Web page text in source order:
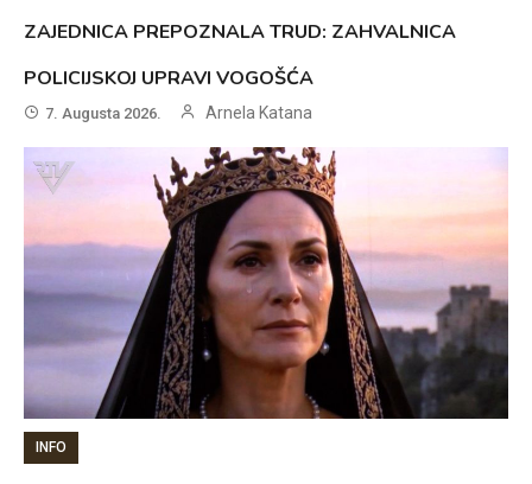
ZAJEDNICA PREPOZNALA TRUD: ZAHVALNICA
POLICIJSKOJ UPRAVI VOGOŠĆA
7. Augusta 2026. Arnela Katana
INFO